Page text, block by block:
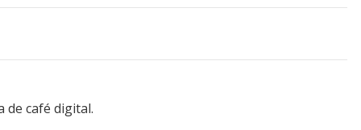
de café digital.